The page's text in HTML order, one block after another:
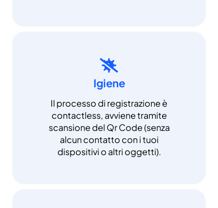
Igiene
Il processo di registrazione è
contactless, avviene tramite
scansione del Qr Code (senza
alcun contatto con i tuoi
dispositivi o altri oggetti).